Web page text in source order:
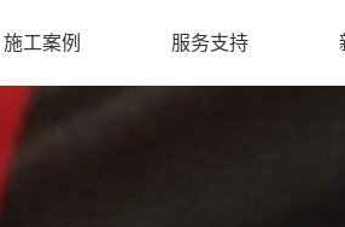
施工案例 服务支持